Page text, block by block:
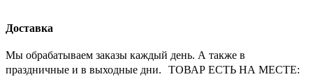
Доставка
Мы обрабатываем заказы каждый день. А также в
праздничные и в выходные дни. ТОВАР ЕСТЬ НА МЕСТЕ: